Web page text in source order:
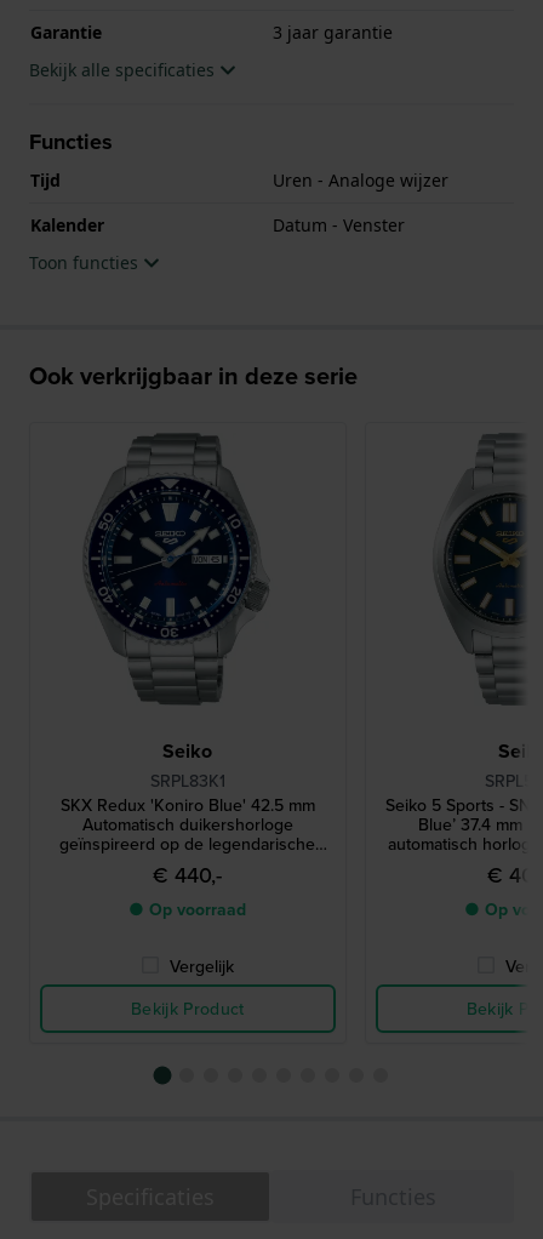
Garantie
3 jaar garantie
Bekijk alle specificaties
Functies
Tijd
Uren - Analoge wijzer
Kalender
Datum - Venster
Toon functies
Ook verkrijgbaar in deze serie
Seiko
SRPL83K1
SKX Redux 'Koniro Blue' 42.5 mm
Automatisch duikershorloge
geïnspireerd op de legendarische
SKX399 uit 1998
€ 440,-
● Op voorraad
Vergelijk
Bekijk Product
Seiko 5 Sports -
Blue’ 37.4 mm
automatisch
€
● Op
Bekijk